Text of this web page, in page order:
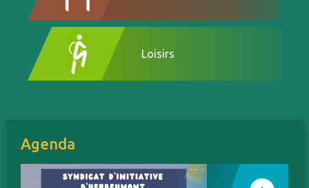
Loisirs
Agenda